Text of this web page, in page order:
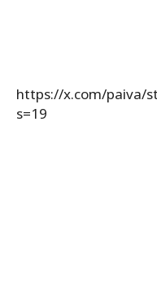
https://x.com/paiva/
s=19